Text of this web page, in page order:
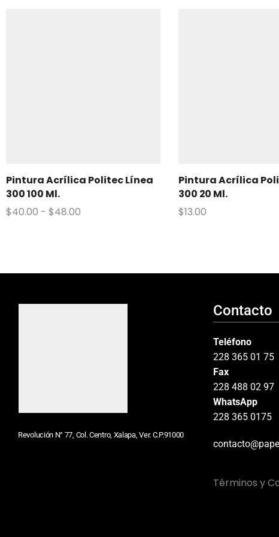
Pintura Acrílica Politec Línea
300 100 Ml.
$40.00 - $48.00
Pintura Acrílica
300 20 Ml.
$13.00
Revolución N° 77, Col. Centro, Xalapa, Ver. C.P.91000
Contacto
Teléfono
228 365 01 75
Fax
228 488 02 97
WhatsApp
228 365 0175
Términos y